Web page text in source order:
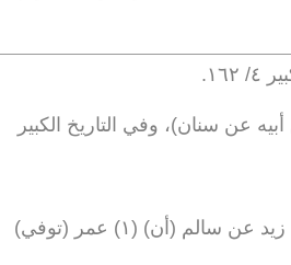
.
وفي تهذيب الكمال ١٢/ ١٥٠: (عن أبيه عن سنان)، وفي التاريخ الكبير
حدثنا يزيد بن هارون عن هشيم عن علي بن زيد عن سالم (أن) (١) عمر (توفي)